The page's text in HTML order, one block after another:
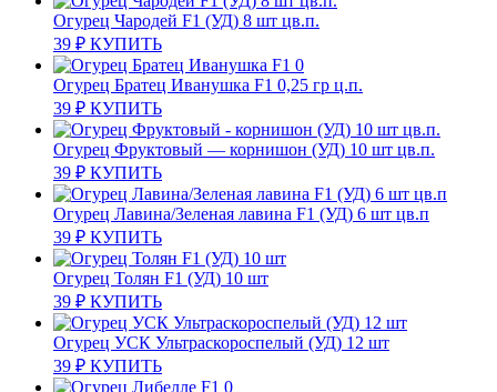
Огурец Чародей F1 (УД) 8 шт цв.п.
39 ₽ КУПИТЬ
Огурец Братец Иванушка F1 0,25 гр ц.п.
39 ₽ КУПИТЬ
Огурец Фруктовый — корнишон (УД) 10 шт цв.п.
39 ₽ КУПИТЬ
Огурец Лавина/Зеленая лавина F1 (УД) 6 шт цв.п
39 ₽ КУПИТЬ
Огурец Толян F1 (УД) 10 шт
39 ₽ КУПИТЬ
Огурец УСК Ультраскороспелый (УД) 12 шт
39 ₽ КУПИТЬ